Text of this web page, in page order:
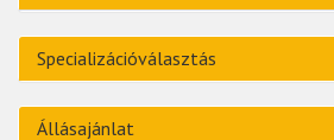
Specializációválasztás
Állásajánlat